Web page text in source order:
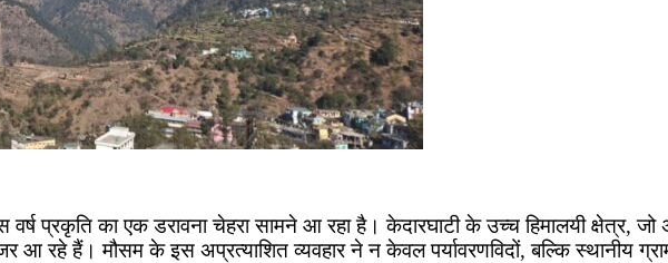
प्रकृति का एक डरावना चेहरा सामने आ रहा है। केदारघाटी के उच्च हिमालयी क्षेत्र, जो
रहे हैं। मौसम के इस अप्रत्याशित व्यवहार ने न केवल पर्यावरणविदों, बल्कि स्थानीय